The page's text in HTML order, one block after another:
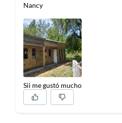
Nancy
Sii me gustó mucho